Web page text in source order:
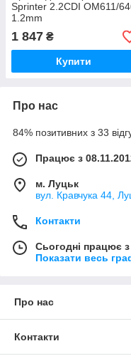
Sprinter 2.2CDI OM611/
1.2mm
1 847 ₴
Купити
Про нас
84% позитивних з 33
Працює з
м. Луцьк
вул. Кравчука 44,
Контакти
Сьогодні працює
Показати весь
Про нас
Контакти